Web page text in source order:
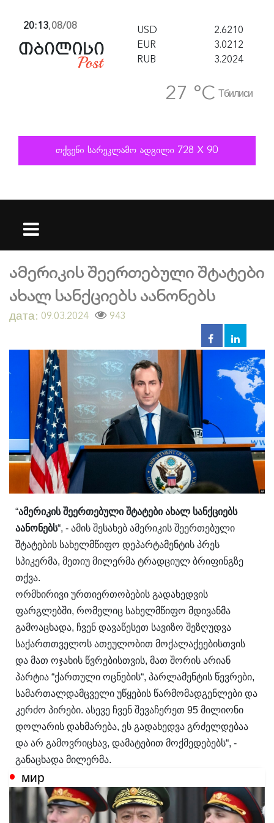
20:13,08/08 USD
2.6210
EUR
3.0212
RUB
3.2024
27 °C Тбилиси
ამერიკის შეერთებული შტატები
ახალ სანქციებს აანონებს
дата: 09.03.2024 943
“ამერიკის შეერთებული შტატები ახალ სანქციებს
აანონებს“, - ამის შესახებ ამერიკის შეერთებული
შტატების სახელმწიფო დეპარტამენტის პრეს
სპიკერმა, მეთიუ მილერმა ტრადციულ ბრიფინგზე
თქვა.
ორმხირივი ურთიერთობების გადახედვის
ფარგლებში, რომელიც სახელმწიფო მდივანმა
გამოაცხადა, ჩვენ დავაწესეთ სავიზო შეზღუდვა
საქართთველოს ათეულობით მოქალაქეებისთვის
და მათ ოჯახის წვრებისთვის, მათ შორის არიან
პარტია “ქართული ოცნების“, პარლამენტის წევრები,
სამართალდამცველი უწყების წარმომადგენლები და
კერძო პირები. ასევე ჩვენ შევაჩერეთ 95 მილიონი
დოლარის დახმარება, ეს გადახედვა გრძელდებაა
და არ გამოვრიცხავ, დამატებით მოქმედებებს“, -
განაცხადა მილერმა.
мир